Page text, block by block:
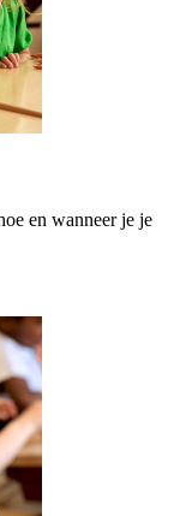
en wanneer je je